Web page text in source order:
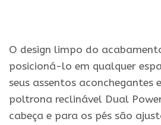
O design limpo do
posicioná-lo em qualquer
seus assentos aconchegantes
poltrona reclinável Dual
cabeça e para os pés são